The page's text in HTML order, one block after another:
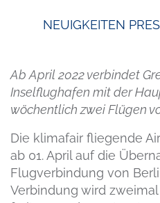
NEUIGKEITEN
Ab April 2022 verbindet
Inselflughafen mit der
wöchentlich zwei Flügen
Die klimafair fliegende
ab 01. April auf die
Flugverbindung von
Verbindung wird